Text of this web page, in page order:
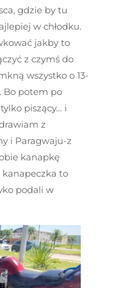
gdzie by tu
w chłodku.
jakby to
z czymś do
wszystko o 13-
Bo potem po
piszący… i
z
i Paragwaju-z
kanapkę
kanapeczka to
podali w